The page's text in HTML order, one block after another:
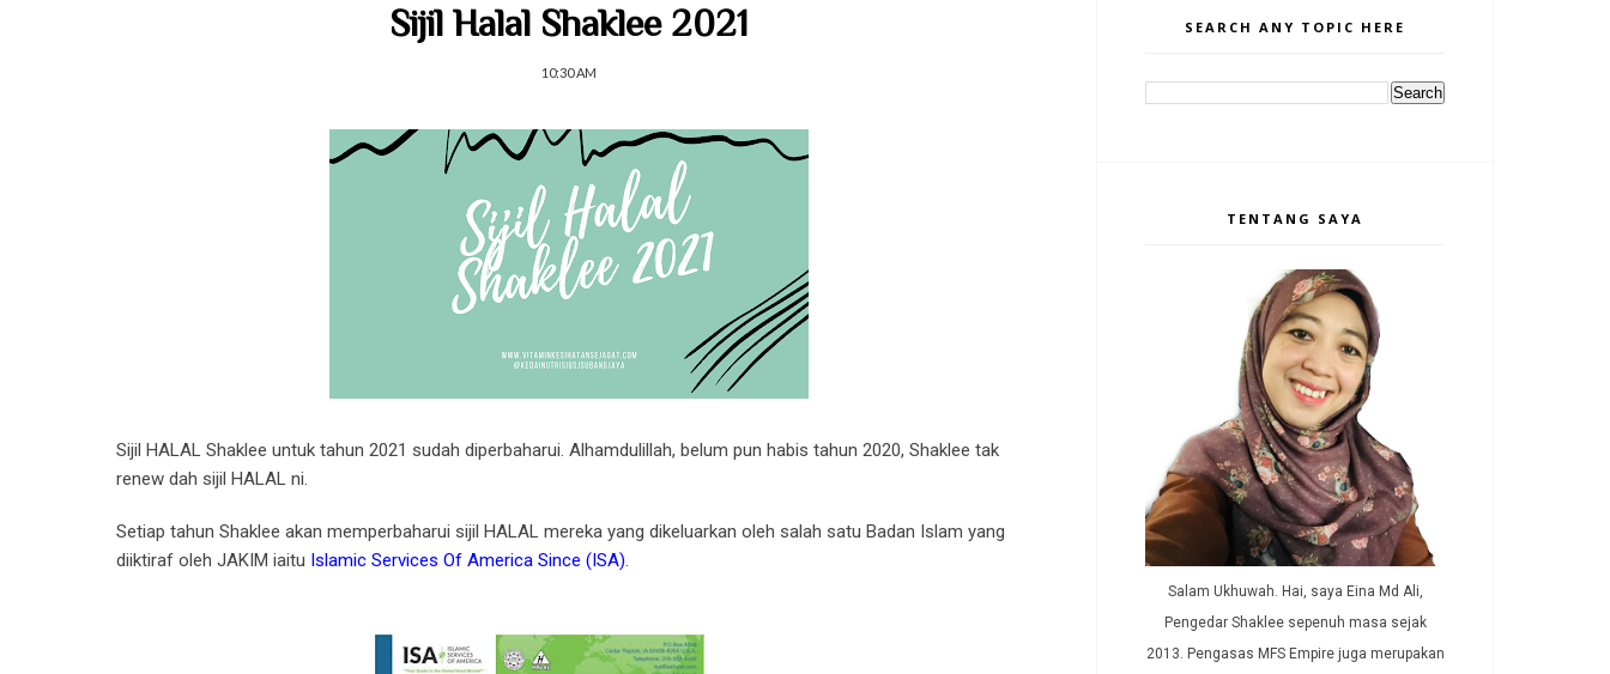
Sijil Halal Shaklee 2021
10:30 AM
Sijil HALAL Shaklee untuk tahun 2021 sudah diperbaharui. Alhamdulillah, belum pun habis tahun 2020, Shaklee tak
renew dah sijil HALAL ni.
Setiap tahun Shaklee akan memperbaharui sijil HALAL mereka yang dikeluarkan oleh salah satu Badan Islam yang
diiktiraf oleh JAKIM iaitu Islamic Services Of America Since (ISA).
SEARCH ANY TOPIC HERE
TENTANG SAYA
Salam Ukhuwah. Hai, saya Eina Md Ali,
Pengedar Shaklee sepenuh masa sejak
2013. Pengasas MFS Empire juga merupakan